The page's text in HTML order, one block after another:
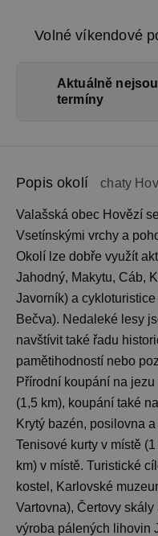
Volné víkendové
Aktuálně
termíny
Popis okolí chaty
Valašská obec Hovězí
Vsetínskými vrchy a
Okolí lze dobře využít
Jahodný, Makytu, Cáb,
Javorník) a
Bečva). Nedaleké lesy
navštívit také řadu
pamětihodností nebo
Přírodní koupání na
(1,5 km), koupání také
Krytý bazén, posilovna
Tenisové kurty v místě
km) v místě. Turistické
kostel, Karlovské
Vartovna), Čertovy
výroba pálených lihovin